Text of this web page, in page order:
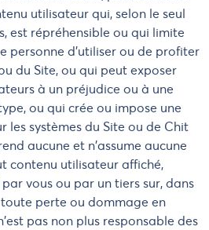
utilisateur qui, selon le seul
est répréhensible ou qui limite
personne d'utiliser ou de profiter
du Site, ou qui peut exposer
à un préjudice ou à une
ou qui crée ou impose une
les systèmes du Site ou de Chit
aucune et n'assume aucune
contenu utilisateur affiché,
vous ou par un tiers sur, dans
perte ou dommage en
pas non plus responsable des